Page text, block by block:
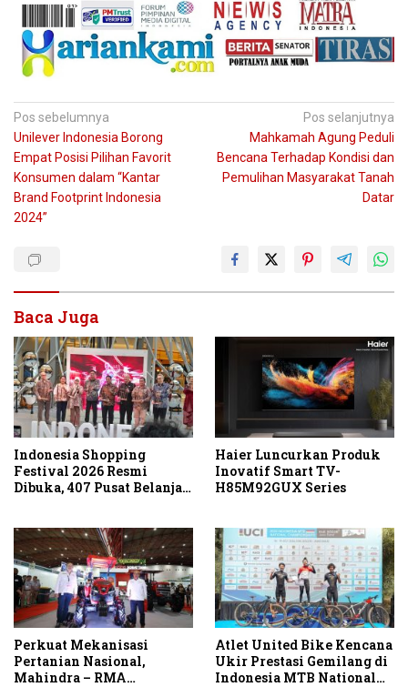
Navigasi
pos
Pos sebelumnya
Unilever Indonesia Borong
Empat Posisi Pilihan Favorit
Konsumen dalam “Kantar
Brand Footprint Indonesia
2024”
Pos selanjutnya
Mahkamah Agung Peduli
Bencana Terhadap Kondisi dan
Pemulihan Masyarakat Tanah
Datar
Baca Juga
Indonesia Shopping
Festival 2026 Resmi
Dibuka, 407 Pusat Belanja
Haier Luncurkan Produk
Inovatif Smart TV-
H85M92GUX Series
Perkuat Mekanisasi
Pertanian Nasional,
Mahindra – RMA
Atlet United Bike Kencana
Ukir Prestasi Gemilang di
Indonesia MTB National